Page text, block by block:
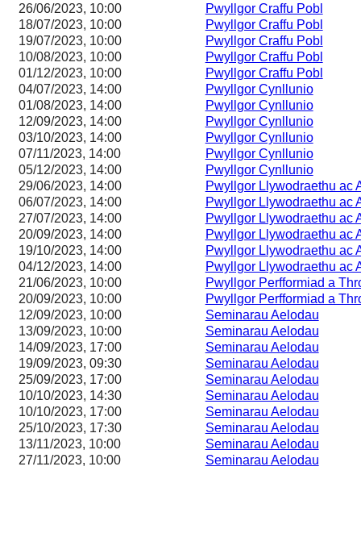
26/06/2023, 10:00
Pwyllgor Craffu Pobl
18/07/2023, 10:00
Pwyllgor Craffu Pobl
19/07/2023, 10:00
Pwyllgor Craffu Pobl
10/08/2023, 10:00
Pwyllgor Craffu Pobl
01/12/2023, 10:00
Pwyllgor Craffu Pobl
04/07/2023, 14:00
Pwyllgor Cynllunio
01/08/2023, 14:00
Pwyllgor Cynllunio
12/09/2023, 14:00
Pwyllgor Cynllunio
03/10/2023, 14:00
Pwyllgor Cynllunio
07/11/2023, 14:00
Pwyllgor Cynllunio
05/12/2023, 14:00
Pwyllgor Cynllunio
29/06/2023, 14:00
Pwyllgor Llywodraethu ac
06/07/2023, 14:00
Pwyllgor Llywodraethu ac
27/07/2023, 14:00
Pwyllgor Llywodraethu ac
20/09/2023, 14:00
Pwyllgor Llywodraethu ac
19/10/2023, 14:00
Pwyllgor Llywodraethu ac
04/12/2023, 14:00
Pwyllgor Llywodraethu ac
21/06/2023, 10:00
Pwyllgor Perfformiad a
20/09/2023, 10:00
Pwyllgor Perfformiad a
12/09/2023, 10:00
Seminarau Aelodau
13/09/2023, 10:00
Seminarau Aelodau
14/09/2023, 17:00
Seminarau Aelodau
19/09/2023, 09:30
Seminarau Aelodau
25/09/2023, 17:00
Seminarau Aelodau
10/10/2023, 14:30
Seminarau Aelodau
10/10/2023, 17:00
Seminarau Aelodau
25/10/2023, 17:30
Seminarau Aelodau
13/11/2023, 10:00
Seminarau Aelodau
27/11/2023, 10:00
Seminarau Aelodau